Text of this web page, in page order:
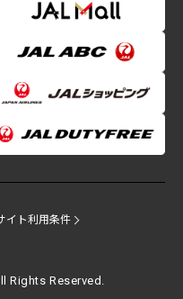
イト利用条件
Rights Reserved.